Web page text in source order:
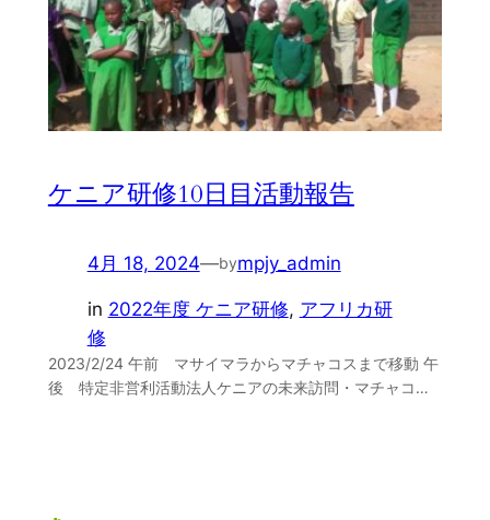
ケニア研修10日目活動報告
4月 18, 2024—bympjy_admin
in 2022年度 ケニア研修, アフリカ研
修
2023/2/24 午前 マサイマラからマチャコスまで移動 午
後 特定非営利活動法人ケニアの未来訪問・マチャコ…